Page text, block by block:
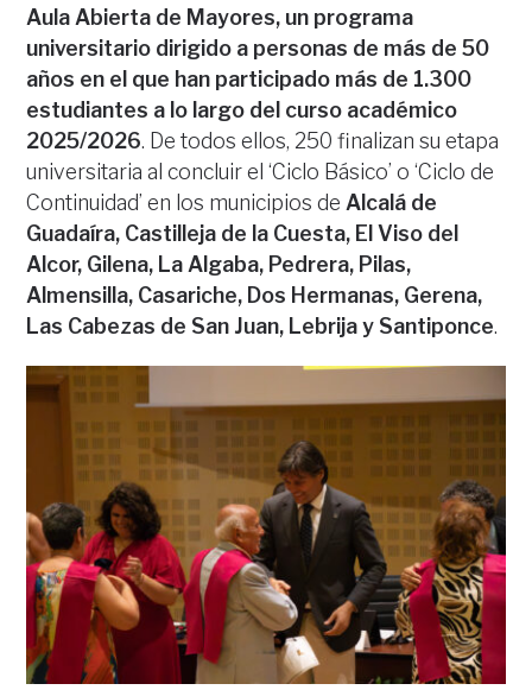
Aula Abierta de Mayores, un programa
universitario dirigido a personas de más de 50
años en el que han participado más de 1.300
estudiantes a lo largo del curso académico
2025/2026. De todos ellos, 250 finalizan su etapa
universitaria al concluir el ‘Ciclo Básico’ o ‘Ciclo de
Continuidad’ en los municipios de Alcalá de
Guadaíra, Castilleja de la Cuesta, El Viso del
Alcor, Gilena, La Algaba, Pedrera, Pilas,
Almensilla, Casariche, Dos Hermanas, Gerena,
Las Cabezas de San Juan, Lebrija y Santiponce.